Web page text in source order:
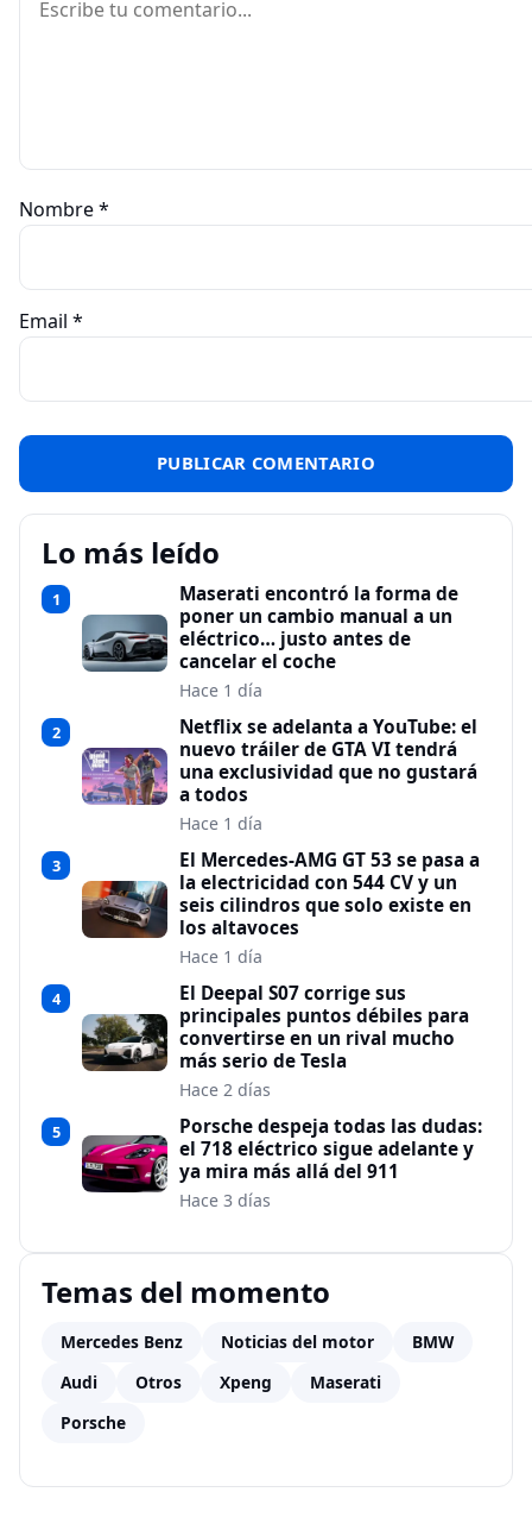
Nombre*
Email *
Lo más leído
1
Maserati encontró la forma de
poner un cambio manual a un
eléctrico… justo antes de
cancelar el coche
Hace 1 día
2
Netflix se adelanta a YouTube: el
nuevo tráiler de GTA VI tendrá
una exclusividad que no gustará
a todos
Hace 1 día
3
El Mercedes-AMG GT 53 se pasa a
la electricidad con 544 CV y un
seis cilindros que solo existe en
los altavoces
Hace 1 día
4
El Deepal S07 corrige sus
principales puntos débiles para
convertirse en un rival mucho
más serio de Tesla
Hace 2 días
5
Porsche despeja todas las dudas:
el 718 eléctrico sigue adelante y
ya mira más allá del 911
Hace 3 días
Temas del momento
Mercedes Benz Noticias del motor
BMW
Audi
Otros Xpeng
Maserati
Porsche